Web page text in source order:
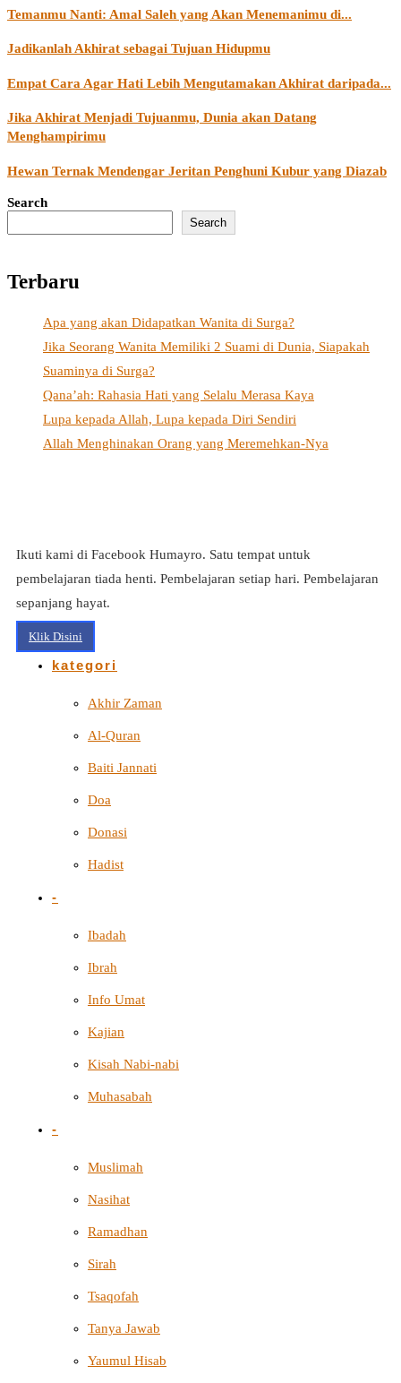
Temanmu Nanti: Amal Saleh yang Akan Menemanimu di...
Jadikanlah Akhirat sebagai Tujuan Hidupmu
Empat Cara Agar Hati Lebih Mengutamakan Akhirat daripada...
Jika Akhirat Menjadi Tujuanmu, Dunia akan Datang
Menghampirimu
Hewan Ternak Mendengar Jeritan Penghuni Kubur yang Diazab
Search
Search
Terbaru
Apa yang akan Didapatkan Wanita di Surga?
Jika Seorang Wanita Memiliki 2 Suami di Dunia, Siapakah
Suaminya di Surga?
Qana’ah: Rahasia Hati yang Selalu Merasa Kaya
Lupa kepada Allah, Lupa kepada Diri Sendiri
Allah Menghinakan Orang yang Meremehkan-Nya
Ikuti kami di Facebook Humayro. Satu tempat untuk
pembelajaran tiada henti. Pembelajaran setiap hari. Pembelajaran
sepanjang hayat.
Klik Disini
kategori
Akhir Zaman
Al-Quran
Baiti Jannati
Doa
Donasi
Hadist
-
Ibadah
Ibrah
Info Umat
Kajian
Kisah Nabi-nabi
Muhasabah
-
Muslimah
Nasihat
Ramadhan
Sirah
Tsaqofah
Tanya Jawab
Yaumul Hisab